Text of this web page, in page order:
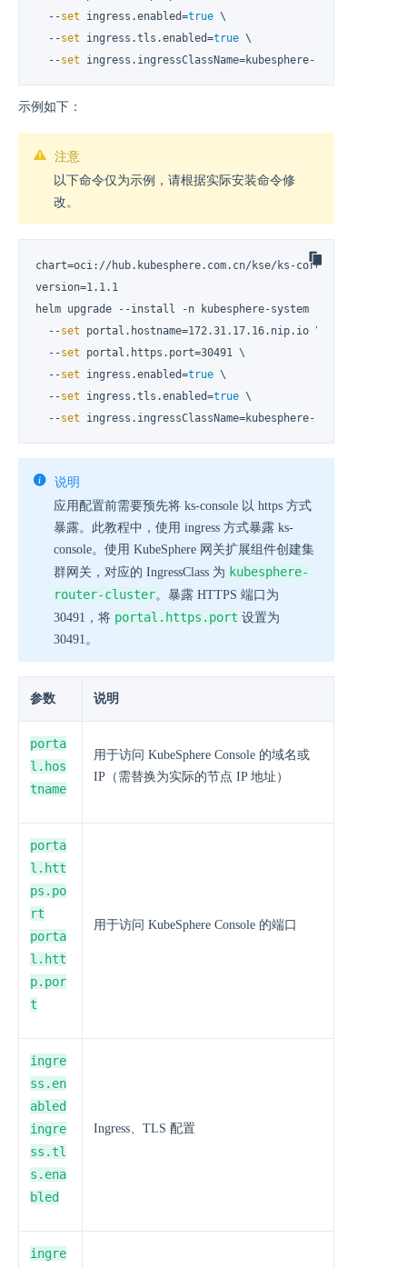
  --
set ingress.enabled=true \
  --
set ingress.tls.enabled=true \
  --
set ingress.ingressClassName=kubesphere-router-cluster
示例如下：
注意
以下命令仅为示例，请根据实际安装命令修
改。
chart=oci://hub.kubesphere.com.cn/kse/ks-core
version=1.1.1
helm upgrade --install -n kubesphere-system --create-
  --
set portal.hostname=172.31.17.16.nip.io \
  --
set portal.https.port=30491 \
  --
set ingress.enabled=true \
  --
set ingress.tls.enabled=true \
  --
set ingress.ingressClassName=kubesphere-router-cluster
说明
应用配置前需要预先将 ks-console 以 https 方式
暴露。此教程中，使用 ingress 方式暴露 ks-
console。使用 KubeSphere 网关扩展组件创建集
群网关，对应的 IngressClass 为 kubesphere-
router-cluster。暴露 HTTPS 端口为
30491，将 portal.https.port 设置为
30491。
参数 说明
porta
l.hos
tname
用于访问 KubeSphere Console 的域名或
IP（需替换为实际的节点 IP 地址）
porta
l.htt
ps.po
rt
porta
l.htt
p.por
t
用于访问 KubeSphere Console 的端口
ingre
ss.en
abled
ingre
ss.tl
s.ena
bled
Ingress、TLS 配置
ingre